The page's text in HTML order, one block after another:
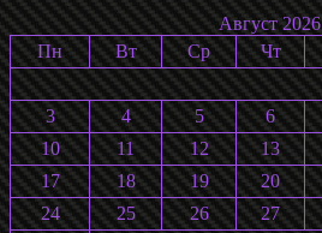
Август 2026
Пн
Вт Ср Чт
3
4 5 6
10
11 12 13
17
18 19 20
24
25 26 27